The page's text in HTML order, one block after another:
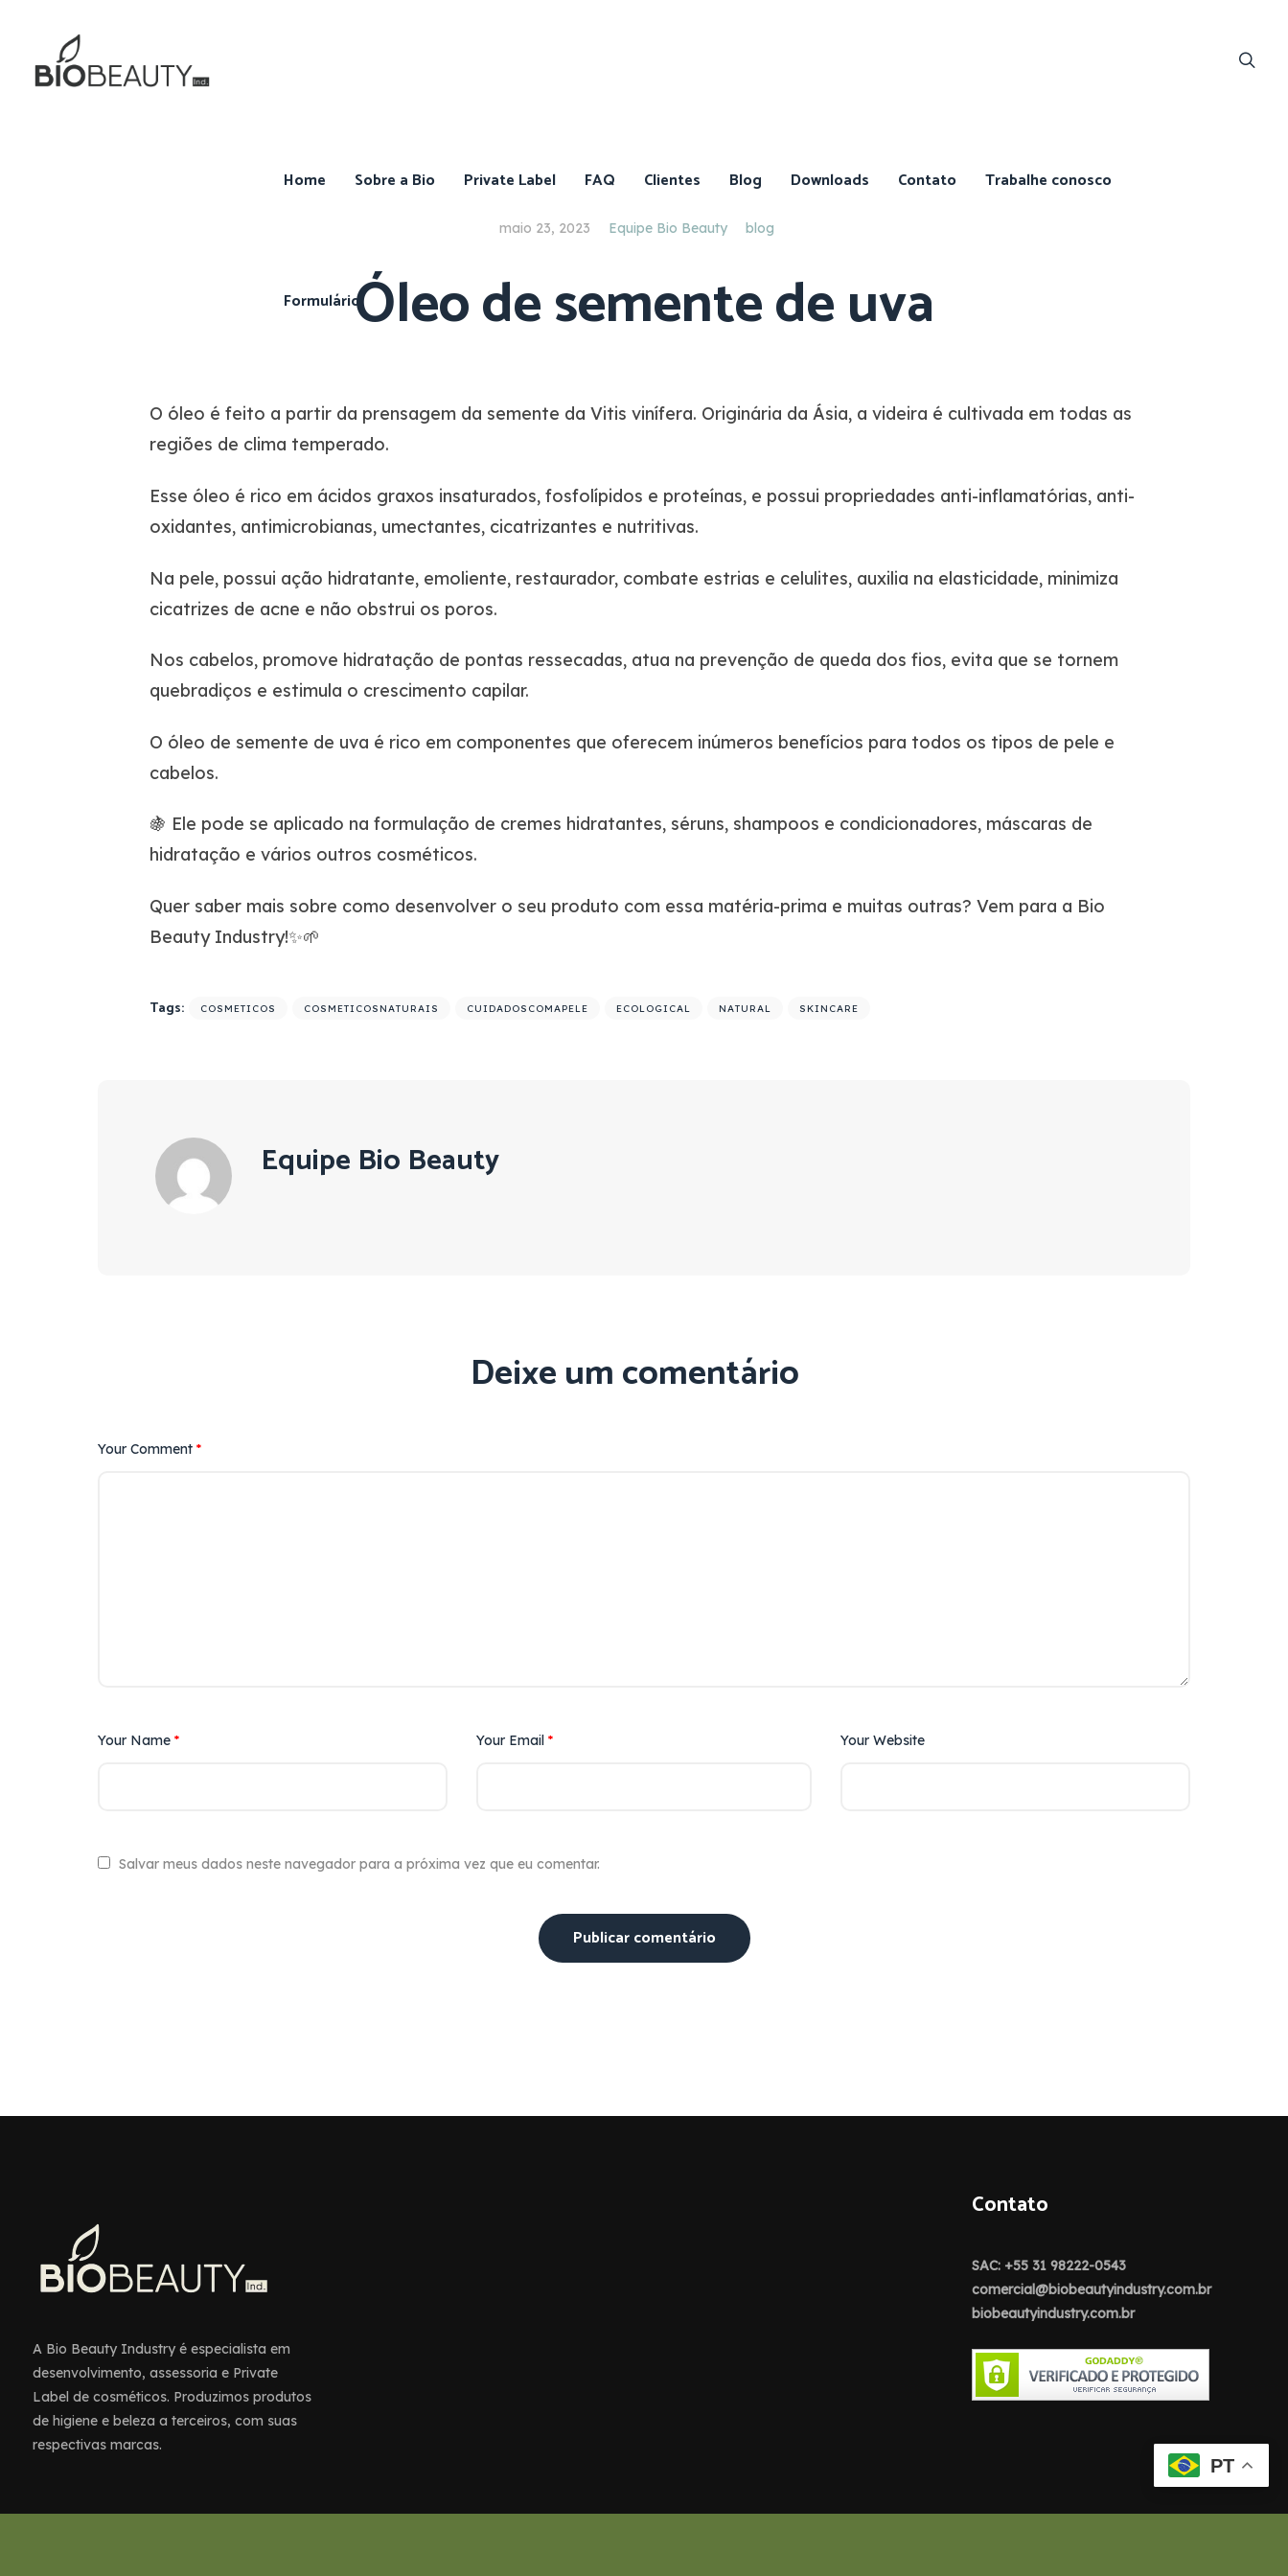
Home Sobre a Bio Private Label FAQ Clientes Blog Downloads
Catálogo
de
Ativos
Contato Trabalhe conosco
Formulário
maio 23, 2023 Equipe Bio Beauty blog
Óleo de semente de uva
O óleo é feito a partir da prensagem da semente da Vitis vinífera. Originária da Ásia, a videira é cultivada em todas as
regiões de clima temperado.
Esse óleo é rico em ácidos graxos insaturados, fosfolípidos e proteínas, e possui propriedades anti-inflamatórias, anti-
oxidantes, antimicrobianas, umectantes, cicatrizantes e nutritivas.
Na pele, possui ação hidratante, emoliente, restaurador, combate estrias e celulites, auxilia na elasticidade, minimiza
cicatrizes de acne e não obstrui os poros.
Nos cabelos, promove hidratação de pontas ressecadas, atua na prevenção de queda dos fios, evita que se tornem
quebradiços e estimula o crescimento capilar.
O óleo de semente de uva é rico em componentes que oferecem inúmeros benefícios para todos os tipos de pele e
cabelos.
🍇 Ele pode se aplicado na formulação de cremes hidratantes, séruns, shampoos e condicionadores, máscaras de
hidratação e vários outros cosméticos.
Quer saber mais sobre como desenvolver o seu produto com essa matéria-prima e muitas outras? Vem para a Bio
Beauty Industry!✨🌱
Tags: COSMETICOS COSMETICOSNATURAIS CUIDADOSCOMAPELE ECOLOGICAL NATURAL SKINCARE
Equipe Bio Beauty
Deixe um comentário
Your Comment *
Your Name * Your Email * Your Website
Salvar meus dados neste navegador para a próxima vez que eu comentar.
A Bio Beauty Industry é especialista em
desenvolvimento, assessoria e Private
Label de cosméticos. Produzimos produtos
de higiene e beleza a terceiros, com suas
respectivas marcas.
Contato
SAC: +55 31 98222-0543
comercial@biobeautyindustry.com.br
biobeautyindustry.com.br
PT